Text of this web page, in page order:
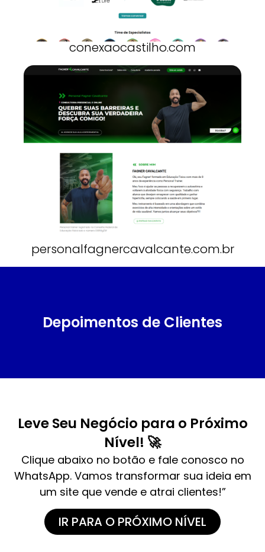
conexaocastilho.com
personalfagnercavalcante.com.br
Depoimentos de Clientes
Leve Seu Negócio para o Próximo
Nível! 🚀
Clique abaixo no botão e fale conosco no
WhatsApp. Vamos transformar sua ideia em
um site que vende e atrai clientes!”
IR PARA O PRÓXIMO NÍVEL